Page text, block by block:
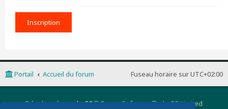
Inscription
Fuseau horaire surUTC+02:00
Portail Accueil du forum
Développé parphpBB® Forum Software © phpBB Limited